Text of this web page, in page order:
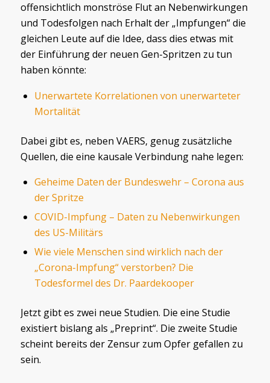
offensichtlich monströse Flut an Nebenwirkungen
und Todesfolgen nach Erhalt der „Impfungen“ die
gleichen Leute auf die Idee, dass dies etwas mit
der Einführung der neuen Gen-Spritzen zu tun
haben könnte:
Unerwartete Korrelationen von unerwarteter
Mortalität
Dabei gibt es, neben VAERS, genug zusätzliche
Quellen, die eine kausale Verbindung nahe legen:
Geheime Daten der Bundeswehr – Corona aus
der Spritze
COVID-Impfung – Daten zu Nebenwirkungen
des US-Militärs
Wie viele Menschen sind wirklich nach der
„Corona-Impfung“ verstorben? Die
Todesformel des Dr. Paardekooper
Jetzt gibt es zwei neue Studien. Die eine Studie
existiert bislang als „Preprint“. Die zweite Studie
scheint bereits der Zensur zum Opfer gefallen zu
sein.